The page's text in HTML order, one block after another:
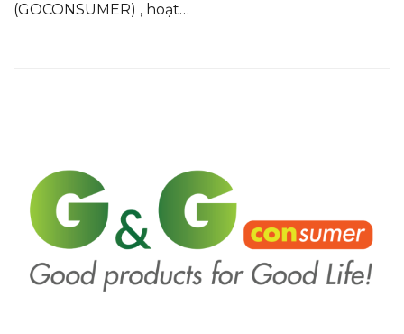
(GOCONSUMER) , hoạt…